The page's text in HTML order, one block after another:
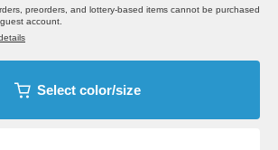
preorders, and lottery-based items cannot be purchased
account.
Select color/size